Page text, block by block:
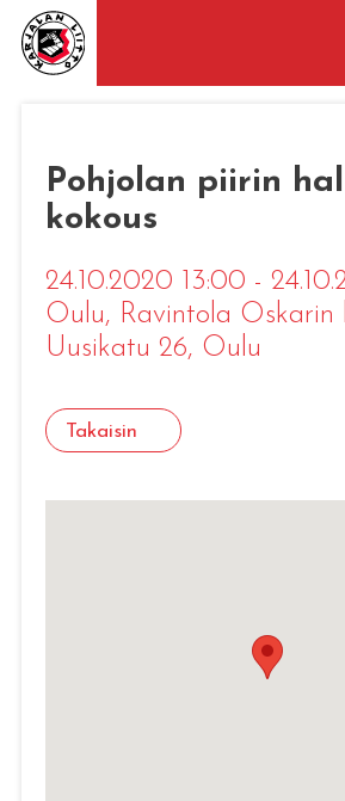
Pohjolan piirin
kokous
24.10.2020 13:00 -
Oulu, Ravintola Oskarin
Uusikatu 26, Oulu
Takaisin